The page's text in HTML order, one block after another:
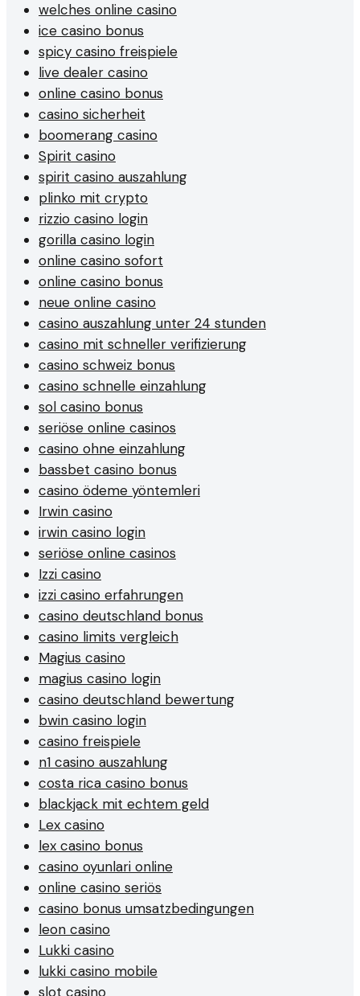
welches online casino
ice casino bonus
spicy casino freispiele
live dealer casino
online casino bonus
casino sicherheit
boomerang casino
Spirit casino
spirit casino auszahlung
plinko mit crypto
rizzio casino login
gorilla casino login
online casino sofort
online casino bonus
neue online casino
casino auszahlung unter 24 stunden
casino mit schneller verifizierung
casino schweiz bonus
casino schnelle einzahlung
sol casino bonus
seriöse online casinos
casino ohne einzahlung
bassbet casino bonus
casino ödeme yöntemleri
Irwin casino
irwin casino login
seriöse online casinos
Izzi casino
izzi casino erfahrungen
casino deutschland bonus
casino limits vergleich
Magius casino
magius casino login
casino deutschland bewertung
bwin casino login
casino freispiele
n1 casino auszahlung
costa rica casino bonus
blackjack mit echtem geld
Lex casino
lex casino bonus
casino oyunlari online
online casino seriös
casino bonus umsatzbedingungen
leon casino
Lukki casino
lukki casino mobile
slot casino